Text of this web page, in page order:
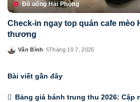
Đồ uống Hải Phòng
Check-in ngay top quán cafe mèo
thương
Posted
Vân Bình Tháng 10 7, 2025
Bài viết gần đây
Bảng giá bánh trung thu 2026: Cập